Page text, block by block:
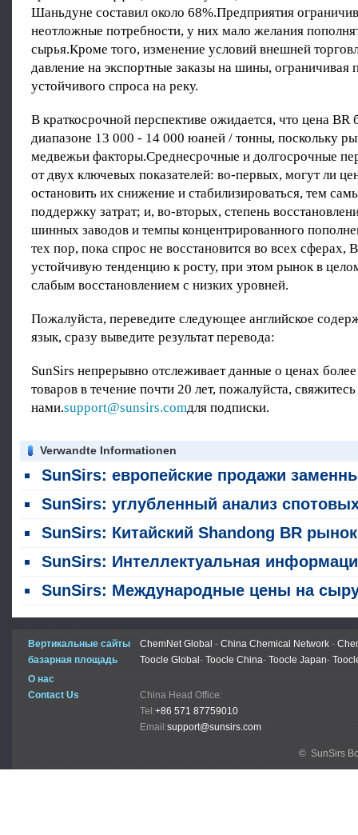
Шаньдуне составил около 68%.Предприятия
неотложные потребности, у них мало желания
сырья.Кроме того, изменение условий внешней
давление на экспортные заказы на шины, ограничивая
устойчивого спроса на реку.
В краткосрочной перспективе ожидается, что цена BR
диапазоне 13 000 - 14 000 юаней / тонны, поскольку
медвежьи факторы.Среднесрочные и долгосрочные
от двух ключевых показателей: во-первых, могут ли
остановить их снижение и стабилизироваться, тем
поддержку затрат; и, во-вторых, степень
шинных заводов и темпы концентрированного
тех пор, пока спрос не восстановится во всех сферах,
устойчивую тенденцию к росту, при этом рынок в
слабым восстановлением с низких уровней.
Пожалуйста, переведите следующее английское
язык, сразу выведите результат перевода:
SunSirs непрерывно отслеживает данные о ценах
товаров в течение почти 20 лет, пожалуйста, свяжитесь
нами.support@sunsirs.comдля подписки.
Verwandte Informationen
SunSirs: европейские продажи заменных шин увеличиваются в годовом исчислении во втором квартале 2026
SunSirs: углубленный анализ спотовых цен на Бутадиенный каучук (BR) (4
SunSirs: Китайский Shandong BR рынок сталкивается с понижательным давлением на 31
SunSirs: Интеллектуальная информация о сырьевых товарах для индустрии пластмасс и каучука (29 июля
SunSirs: Международные цены на сырую нефть отступают от максимумов; Китайский рынок BR
Вертикальные сайты ChemNet Global - China Chemical Network -
базарная площадь
Toocle Global- Toocle China- Toocle Japan-
О нас
Contact Us
China Head Office:
Tel:+86 571 87759010
Email:support@sunsirs.com
© SunSirs